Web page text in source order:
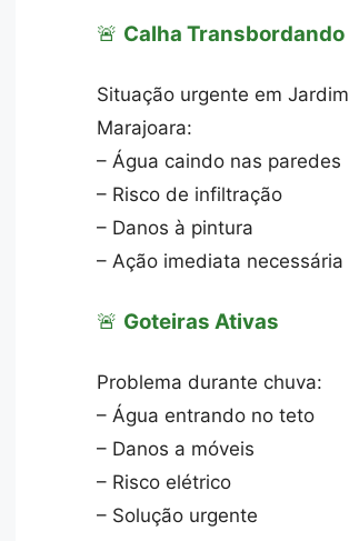
🚨 Calha Transbordando
Situação urgente em Jardim
Marajoara:
– Água caindo nas paredes
– Risco de infiltração
– Danos à pintura
– Ação imediata necessária
🚨 Goteiras Ativas
Problema durante chuva:
– Água entrando no teto
– Danos a móveis
– Risco elétrico
– Solução urgente